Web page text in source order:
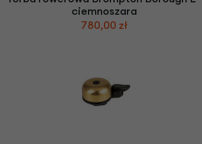
ciemnoszara
780,00 zł